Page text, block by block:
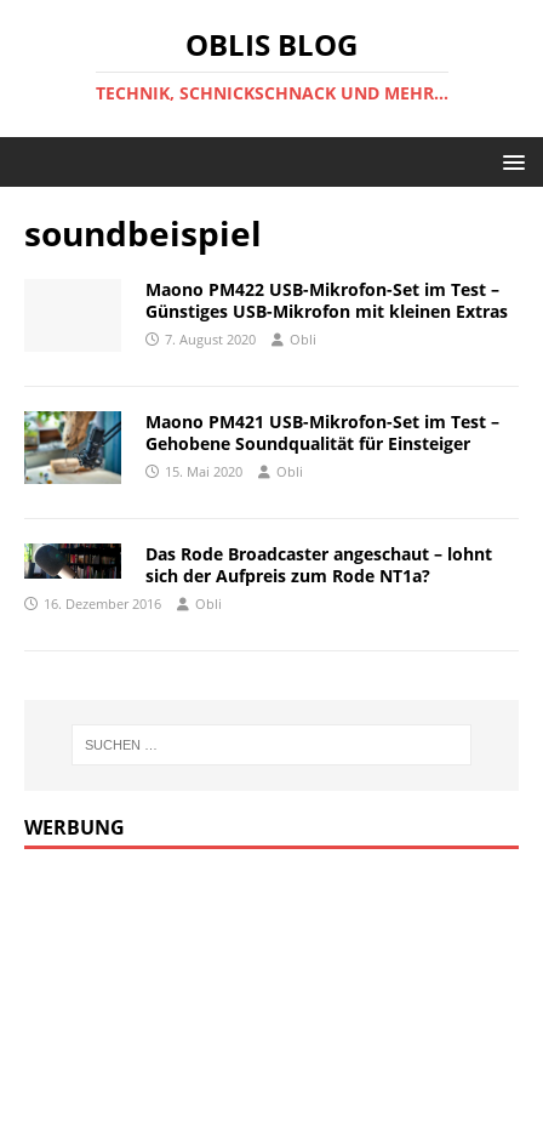
OBLIS BLOG
TECHNIK, SCHNICKSCHNACK UND MEHR...
soundbeispiel
Maono PM422 USB-Mikrofon-Set im Test –
Günstiges USB-Mikrofon mit kleinen Extras
7. August 2020 Obli
Maono PM421 USB-Mikrofon-Set im Test –
Gehobene Soundqualität für Einsteiger
15. Mai 2020 Obli
Das Rode Broadcaster angeschaut – lohnt
sich der Aufpreis zum Rode NT1a?
16. Dezember 2016 Obli
WERBUNG